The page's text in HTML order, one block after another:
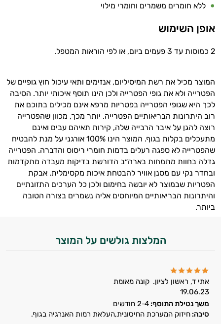
ללא חומרים משמרים וחומרי מילוי
אופן השימוש
2 כמוסות עד 3 פעמים ביום, או לפי הוראות המטפל.
המוצר מכיל את רשת המיסיליום, אנזימים ותאי עיכול חוץ גופיים של
הפטרייה ולא את גופי הפטרייה ולכן הינו תוסף איכותי יותר. הסיבה
לכך היא שגופי הפטרייה בפטריות מרפא אינם מכילים בתוכם את
רוב היתרונות הבריאותיים הפטרייה. יותר מכך, מכוון שהפטרייה
רוצה להגן על איבר הרבייה שלה, קירות תאיהם עבים ואינם
מתעכלים בקלות בגוף. המוצר הינו 100% אורגני על מנת להבטיח
שהפטרייה לא ספגה רעלים בדמות חומרי ריסוס והדברה. הפטרייה
גדלה בחוות מתמחות בארה״ב הדורשת בדיקות מעבדה מתקדמות
ובחדר נקי עם מסנן אוויר להבטחת איכות מקסימלית. אבקת
הפטריות שבמוצר לא יובשה בחימום ולכן כל הערכים התזונתיים
והיתרונות הבריאותיים המיוחסים אליה נשמרים בצורה הטובה
ביותר.
המלצות גולשים על המוצר
אתי ד, ראשון לציון. קונה מאומת
19.06.23
משך נטילת התוסף: 2-4 חודשים
סיבה: חיזוק המערכת החיסונית,העלאת רמות האנרגיה בגוף.